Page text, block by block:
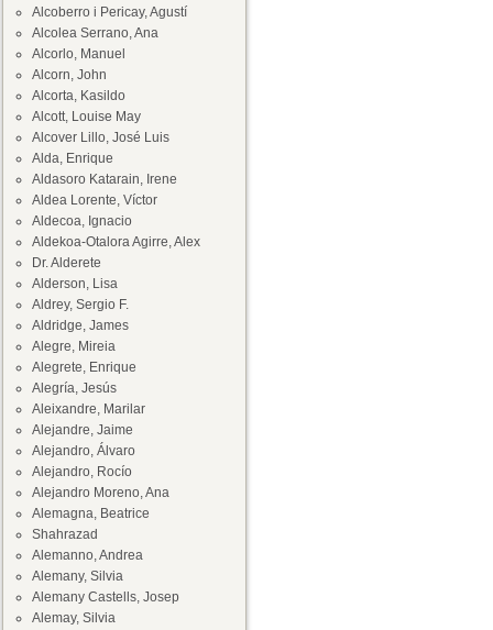
Alcoberro i Pericay, Agustí
Alcolea Serrano, Ana
Alcorlo, Manuel
Alcorn, John
Alcorta, Kasildo
Alcott, Louise May
Alcover Lillo, José Luis
Alda, Enrique
Aldasoro Katarain, Irene
Aldea Lorente, Víctor
Aldecoa, Ignacio
Aldekoa-Otalora Agirre, Alex
Dr. Alderete
Alderson, Lisa
Aldrey, Sergio F.
Aldridge, James
Alegre, Mireia
Alegrete, Enrique
Alegría, Jesús
Aleixandre, Marilar
Alejandre, Jaime
Alejandro, Álvaro
Alejandro, Rocío
Alejandro Moreno, Ana
Alemagna, Beatrice
Shahrazad
Alemanno, Andrea
Alemany, Silvia
Alemany Castells, Josep
Alemay, Silvia